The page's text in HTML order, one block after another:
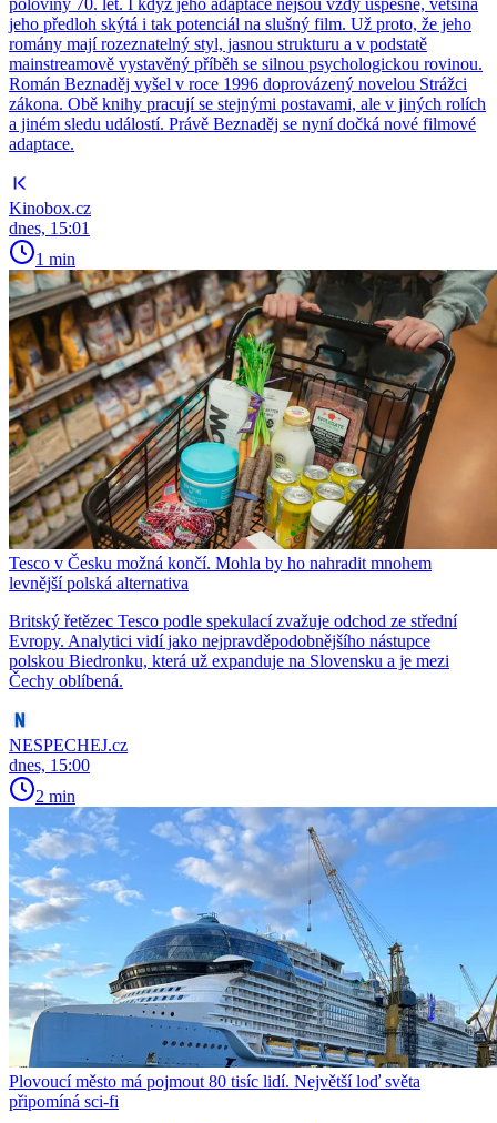
jeho předloh skýtá i tak potenciál na slušný film. Už proto, že jeho
romány mají rozeznatelný styl, jasnou strukturu a v podstatě
mainstreamově vystavěný příběh se silnou psychologickou rovinou.
Román Beznaděj vyšel v roce 1996 doprovázený novelou Strážci
zákona. Obě knihy pracují se stejnými postavami, ale v jiných rolích
a jiném sledu událostí. Právě Beznaděj se nyní dočká nové filmové
adaptace.
Kinobox.cz
dnes, 15:01
1 min
Tesco v Česku možná končí. Mohla by ho nahradit mnohem
levnější polská alternativa
Britský řetězec Tesco podle spekulací zvažuje odchod ze střední
Evropy. Analytici vidí jako nejpravděpodobnějšího nástupce
polskou Biedronku, která už expanduje na Slovensku a je mezi
Čechy oblíbená.
NESPECHEJ.cz
dnes, 15:00
2 min
Plovoucí město má pojmout 80 tisíc lidí. Největší loď světa
připomíná sci-fi